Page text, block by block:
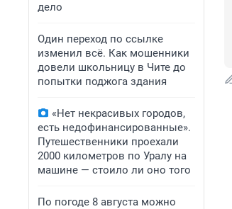
дело
Один переход по ссылке
изменил всё. Как мошенники
довели школьницу в Чите до
попытки поджога здания
«Нет некрасивых городов,
есть недофинансированные».
Путешественники проехали
2000 километров по Уралу на
машине — стоило ли оно того
По погоде 8 августа можно